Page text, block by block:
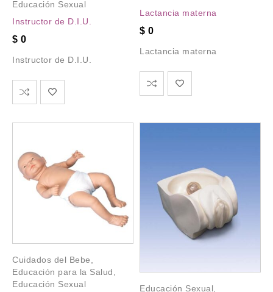
Educación Sexual
Instructor de D.I.U.
$ 0
Instructor de D.I.U.
Lactancia materna
$ 0
Lactancia materna
Cuidados del Bebe,
Educación para la Salud,
Educación Sexual
Educación Sexual